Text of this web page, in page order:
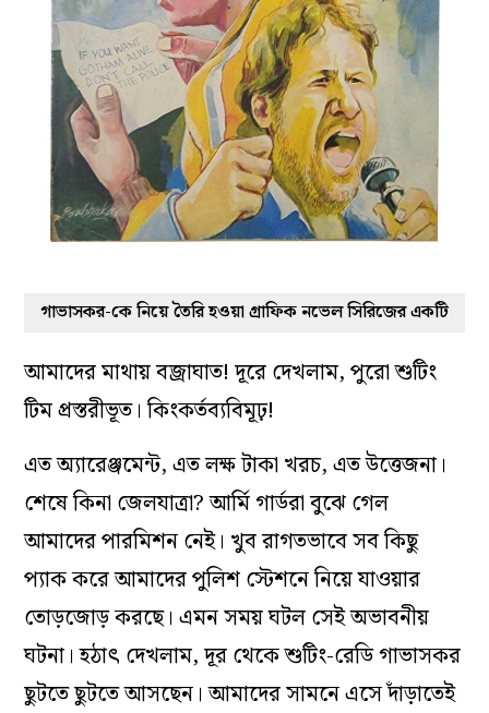
গাভাসকর-কে নিয়ে তৈরি হওয়া গ্রাফিক নভেল সিরিজের একটি
আমাদের মাথায় বজ্রাঘাত! দূরে দেখলাম, পুরো শুটিং
টিম প্রস্তরীভূত। কিংকর্তব্যবিমূঢ়!
এত অ্যারেঞ্জমেন্ট, এত লক্ষ টাকা খরচ, এত উত্তেজনা।
শেষে কিনা জেলযাত্রা? আর্মি গার্ডরা বুঝে গেল
আমাদের পারমিশন নেই। খুব রাগতভাবে সব কিছু
প্যাক করে আমাদের পুলিশ স্টেশনে নিয়ে যাওয়ার
তোড়জোড় করছে। এমন সময় ঘটল সেই অভাবনীয়
ঘটনা। হঠাৎ দেখলাম, দূর থেকে শুটিং-রেডি গাভাসকর
ছুটতে ছুটতে আসছেন। আমাদের সামনে এসে দাঁড়াতেই